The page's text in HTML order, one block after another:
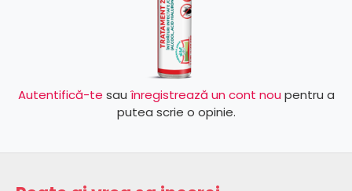
Autentifică-te sau înregistrează un cont nou pentru a
putea scrie o opinie.